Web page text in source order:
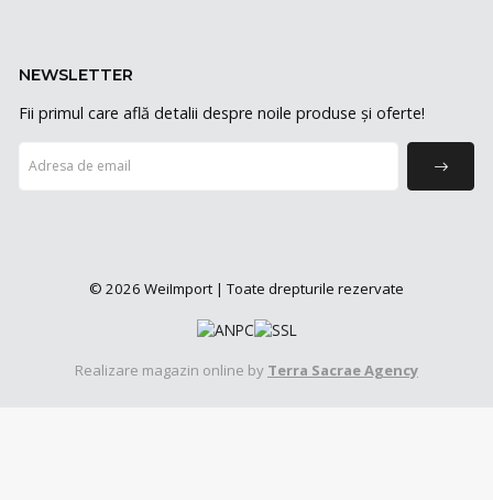
NEWSLETTER
Fii primul care află detalii despre noile produse și oferte!
© 2026 WeiImport | Toate drepturile rezervate
Realizare magazin online by Terra Sacrae Agency